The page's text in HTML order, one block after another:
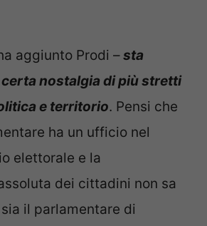
aggiunto Prodi –sta
nostalgia di più stretti
e territorio. Pensi che
ha un ufficio nel
elettorale e la
dei cittadini non sa
il parlamentare di